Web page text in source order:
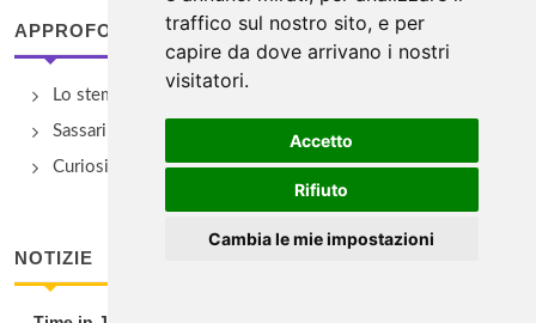
traffico sul nostro sito, e per
capire da dove arrivano i nostri
visitatori.
Accetto
Rifiuto
Cambia le mie impostazioni
APPROFONDIMENTI
Lo stemma dei quattro Mori
Sassari e la Maddalena
Curiosità cagliaritane
NOTIZIE